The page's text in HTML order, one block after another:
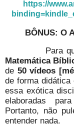
https://
BÔNUS: O
Para
Matemática
de 50 vídeos
de forma didática
essa exótica
elaboradas
Portanto, não
entender nada.